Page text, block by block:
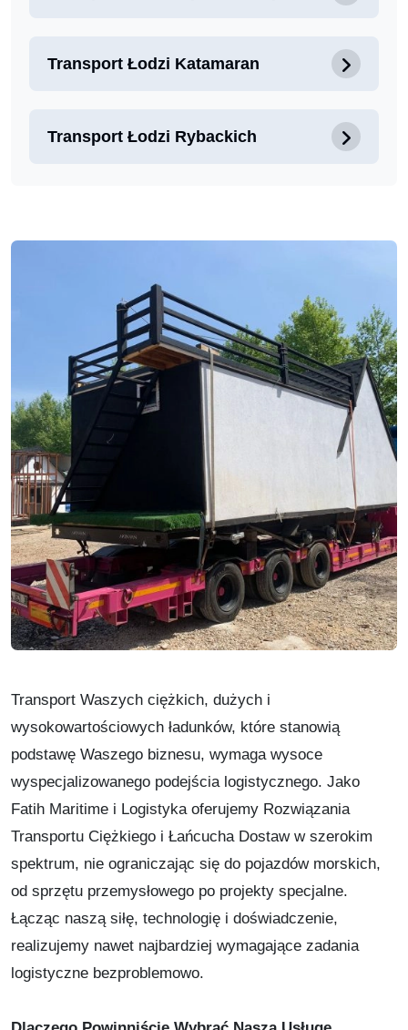
Transport Łodzi Katamaran
Transport Łodzi Rybackich
Transport Waszych ciężkich, dużych i
wysokowartościowych ładunków, które stanowią
podstawę Waszego biznesu, wymaga wysoce
wyspecjalizowanego podejścia logistycznego. Jako
Fatih Maritime i Logistyka oferujemy Rozwiązania
Transportu Ciężkiego i Łańcucha Dostaw w szerokim
spektrum, nie ograniczając się do pojazdów morskich,
od sprzętu przemysłowego po projekty specjalne.
Łącząc naszą siłę, technologię i doświadczenie,
realizujemy nawet najbardziej wymagające zadania
logistyczne bezproblemowo.